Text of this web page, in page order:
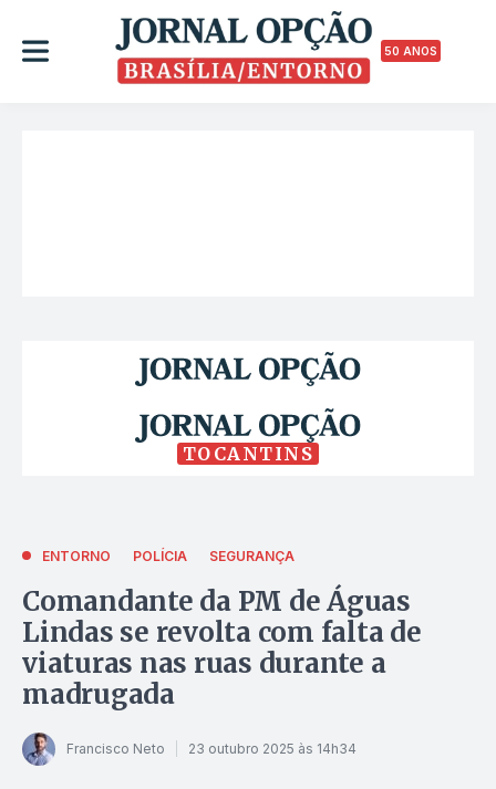
50 ANOS
TOCANTINS
ENTORNO POLÍCIA SEGURANÇA
Comandante da PM de Águas
Lindas se revolta com falta de
viaturas nas ruas durante a
madrugada
Francisco Neto 23 outubro 2025 às 14h34